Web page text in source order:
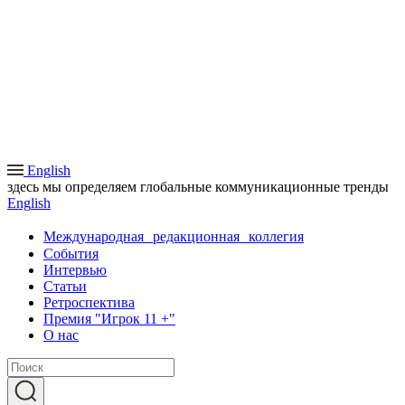
English
здесь мы определяем глобальные коммуникационные тренды
English
Международная редакционная коллегия
События
Интервью
Статьи
Ретроспектива
Премия "Игрок 11 +"
О нас